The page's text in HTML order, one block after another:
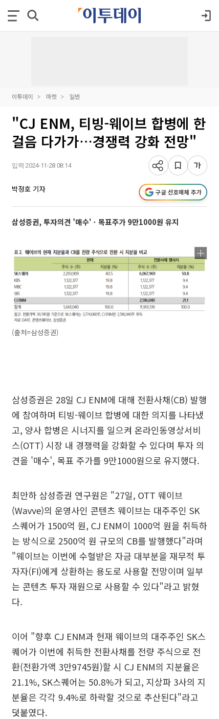
이투데이 마켓 일반
"CJ ENM, 티빙-웨이브 합병에 한
걸음 다가가…경쟁력 강화 전망"
입력 2024-11-28 08:14
박정호 기자 구글 선호매체 추가
삼성증권, 투자의견 '매수'ㆍ목표주가 9만1000원 유지
(출처=삼성증권)
삼성증권은 28일 CJ ENM에 대해 전환사채(CB) 발행
에 참여하며 티빙-웨이브 합병에 대한 의지를 나타냈
고, 양사 합병은 시너지를 일으켜 온라인동영상서비
스(OTT) 시장 내 경쟁력을 강화할 수 있다며 투자 의
견을 '매수', 목표 주가를 9만1000원으로 유지했다.
최만하 삼성증권 연구원은 "27일, OTT 웨이브
(Wavve)의 운영사인 콘텐츠 웨이브는 대주주인 SK
스퀘어가 1500억 원, CJ ENM이 1000억 원을 취득하
는 방식으로 2500억 원 규모의 CB를 발행했다"라며
"웨이브는 이번에 수혈받은 자금 대부분을 재무적 투
자자(FI)에게 상환하는 용도로 사용할 전망이며 일부
는 콘텐츠 투자 재원으로 사용할 수 있다"라고 밝혔
다.
이어 "향후 CJ ENM과 현재 웨이브의 대주주인 SK스
퀘어가 이번에 취득한 전환사채를 전량 주식으로 전
환(전환가액 3만9745원)할 시 CJ ENM의 지분율은
21.1%, SK스퀘어는 50.8%가 되고, 지상파 3사의 지
분율은 각각 9.4%로 하락할 것으로 추산된다"라고
덧붙였다.